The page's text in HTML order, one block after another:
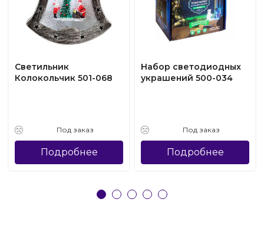
Светильник
Колокольчик 501-068
Под заказ
Подробнее
Набор светодиодных
украшений 500-034
Под заказ
Подробнее